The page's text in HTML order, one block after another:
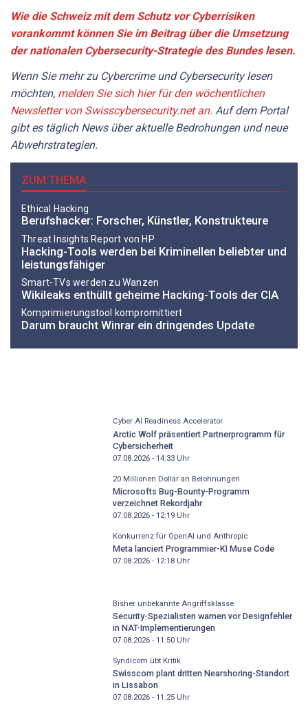
Wie die Schweiz mit dem Schutz vor Cyberrisiken
vorankommt können Sie im Beitrag über die Umsetzung
der nationalen Cybersecurity-Strategie des Bundes lesen.
Wenn Sie mehr zu Cybercrime und Cybersecurity lesen
möchten, melden Sie sich hier für den wöchentlichen
Newsletter von Swisscybersecurity.net an. Auf dem Portal
gibt es täglich News über aktuelle Bedrohungen und neue
Abwehrstrategien.
ZUM THEMA
Ethical Hacking
Berufshacker: Forscher, Künstler, Konstrukteure
Threat Insights Report von HP
Hacking-Tools werden bei Kriminellen beliebter und
leistungsfähiger
Smart-TVs werden zu Wanzen
Wikileaks enthüllt geheime Hacking-Tools der CIA
Komprimierungstool kompromittiert
Darum braucht Winrar ein dringendes Update
Cyber AI Readiness Accelerator
Arctic Wolf präsentiert Partnerprogramm für
Cybersicherheit
07.08.2026 - 14:33Uhr
20 Millionen Dollar an Belohnungen
Microsofts Bug-Bounty-Programm
verzeichnet Rekordjahr
07.08.2026 - 12:19Uhr
Konkurrenz für OpenAI und Anthropic
Meta lanciert Programmier-KI Muse Code
07.08.2026 - 12:18Uhr
Bisher unbekannte Angriffsklasse
Security-Spezialisten warnen vor Designfehler
in NAT-Implementierungen
07.08.2026 - 11:50Uhr
Syndicom übt Kritik
Swisscom plant dritten Nearshoring-Standort
in Lissabon
07.08.2026 - 11:25Uhr